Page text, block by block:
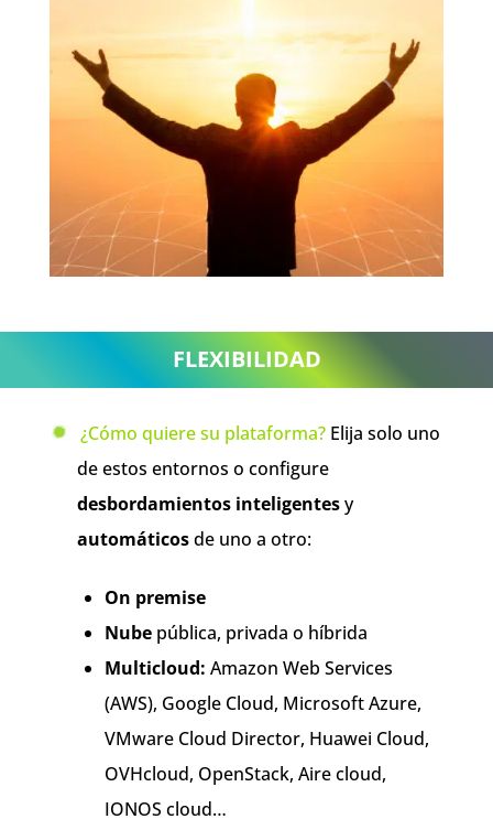
FLEXIBILIDAD
¿Cómo quiere su plataforma? Elija solo uno
de estos entornos o configure
desbordamientos inteligentesy
automáticosde uno a otro:
On premise
Nubepública, privada o híbrida
Multicloud: Amazon Web Services
(AWS), Google Cloud, Microsoft Azure,
VMware Cloud Director, Huawei Cloud,
OVHcloud, OpenStack, Aire cloud,
IONOS cloud…